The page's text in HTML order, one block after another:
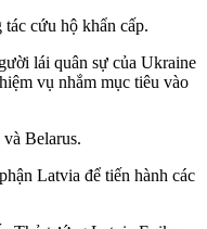
cứu hộ khẩn cấp.
lái quân sự của Ukraine
vụ nhắm mục tiêu vào
Belarus.
Latvia để tiến hành các